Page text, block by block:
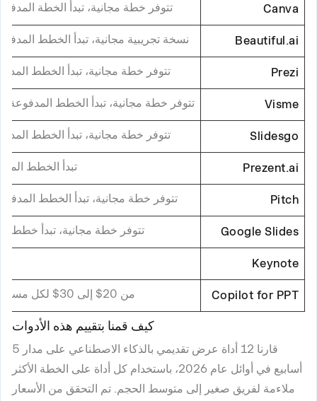
Canva تتوفر خطة مجانية، تبدأ الخطة المدفوعة من 12$
Beautiful.ai نسخة تجريبية مجانية، تبدأ الخطط المدفوعة من 12$
Prezi تتوفر خطة مجانية، تبدأ الخطط المدفوعة من 4$
Visme تتوفر خطة مجانية، تبدأ الخطط المدفوعة من 12.25$ شهريًا
Slidesgo تتوفر خطة مجانية، تبدأ الخطط المدفوعة من 3$
Prezent.ai تبدأ الخطط المدفوعة من
Pitch تتوفر خطة مجانية، تبدأ الخطط المدفوعة من 10$
Google Slides تتوفر خطة مجانية، تبدأ خطط Workspace من 6$ شهريًا
Keynote
Copilot for PPT من 20$ إلى 30$ لكل مستخدم/شهريًا لـ Office Suite
كيف قمنا بتقييم هذه الأدوات
قارنا 12 أداة عرض تقديمي بالذكاء الاصطناعي على مدار 5
أسابيع في أوائل عام 2026، باستخدام كل أداة على الخطة الأكثر
ملاءمة لفريق صغير إلى متوسط الحجم. تم التحقق من الأسعار